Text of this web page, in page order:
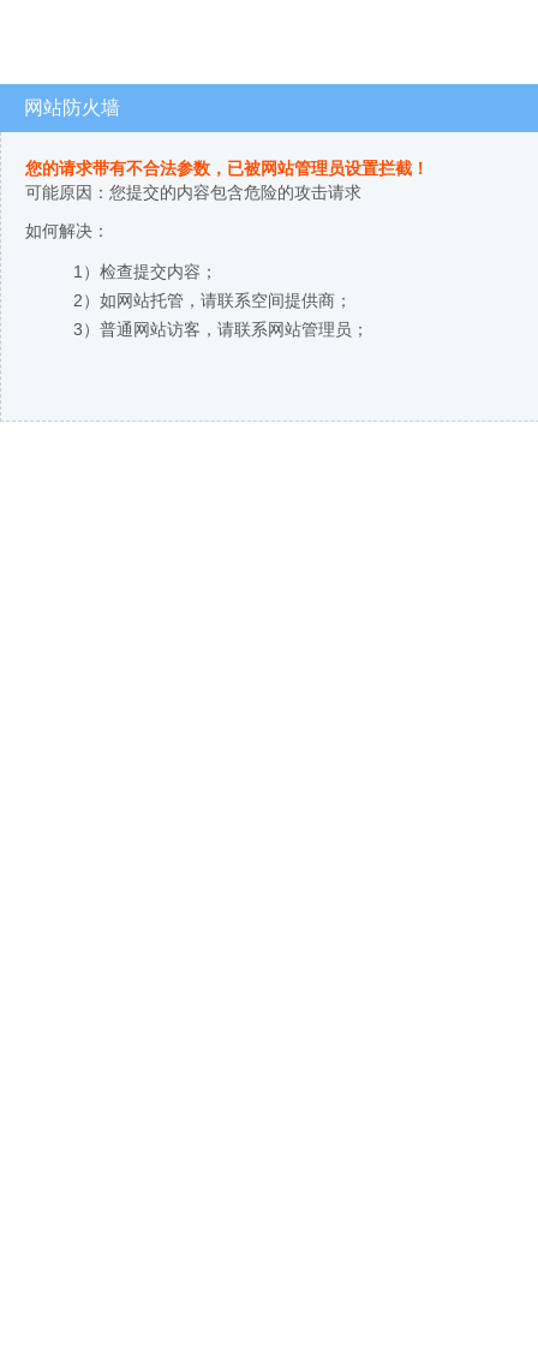
网站防火墙
您的请求带有不合法参数，已被网站管理员设置拦截！
可能原因：您提交的内容包含危险的攻击请求
如何解决：
1）检查提交内容；
2）如网站托管，请联系空间提供商；
3）普通网站访客，请联系网站管理员；